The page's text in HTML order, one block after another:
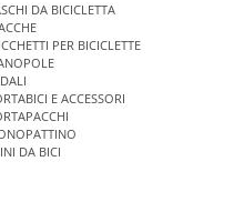
DA BICICLETTA
PER BICICLETTE
E ACCESSORI
DA BICI